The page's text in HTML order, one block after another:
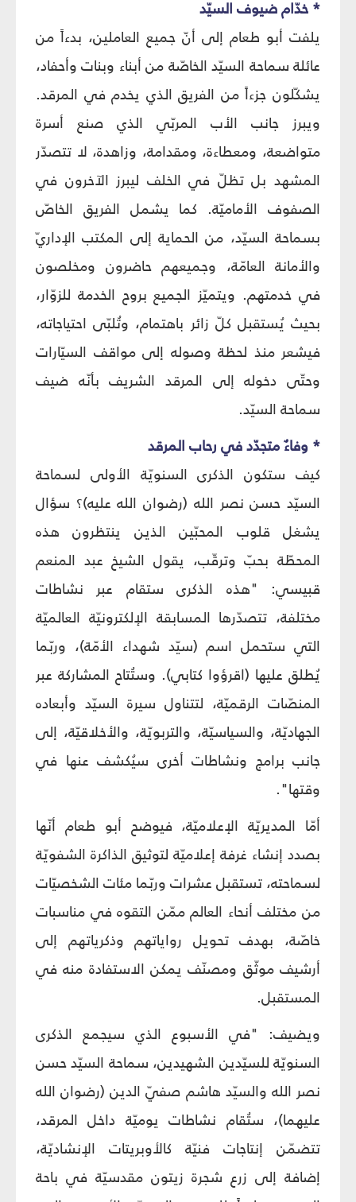
* خدّام ضيوف السيّد
يلفت أبو طعام إلى أنّ جميع العاملين، بدءاً من
عائلة سماحة السيّد الخاصّة من أبناء وبنات وأحفاد،
يشكّلون جزءاً من الفريق الذي يخدم في المرقد.
ويبرز جانب الأب المربّي الذي صنع أسرة
متواضعة، ومعطاءة، ومقدامة، وزاهدة، لا تتصدّر
المشهد بل تظلّ في الخلف ليبرز الآخرون في
الصفوف الأماميّة. كما يشمل الفريق الخاصّ
بسماحة السيّد، من الحماية إلى المكتب الإداريّ
والأمانة العامّة، وجميعهم حاضرون ومخلصون
في خدمتهم. ويتميّز الجميع بروح الخدمة للزوّار،
بحيث يُستقبل كلّ زائر باهتمام، وتُلبّى احتياجاته،
فيشعر منذ لحظة وصوله إلى مواقف السيّارات
وحتّى دخوله إلى المرقد الشريف بأنّه ضيف
سماحة السيّد.
* وفاءٌ متجدّد في رحاب المرقد
كيف ستكون الذكرى السنويّة الأولى لسماحة
السيّد حسن نصر الله (رضوان الله عليه)؟ سؤال
يشغل قلوب المحبّين الذين ينتظرون هذه
المحطّة بحبّ وترقّب، يقول الشيخ عبد المنعم
قبيسي: "هذه الذكرى ستقام عبر نشاطات
مختلفة، تتصدّرها المسابقة الإلكترونيّة العالميّة
التي ستحمل اسم (سيّد شهداء الأمّة)، وربّما
يُطلق عليها (اقرؤوا كتابي). وستُتاح المشاركة عبر
المنصّات الرقميّة، لتتناول سيرة السيّد وأبعاده
الجهاديّة، والسياسيّة، والتربويّة، والأخلاقيّة، إلى
جانب برامج ونشاطات أخرى سيُكشف عنها في
وقتها".
أمّا المديريّة الإعلاميّة، فيوضح أبو طعام أنّها
بصدد إنشاء غرفة إعلاميّة لتوثيق الذاكرة الشفويّة
لسماحته، تستقبل عشرات وربّما مئات الشخصيّات
من مختلف أنحاء العالم ممّن التقوه في مناسبات
خاصّة، بهدف تحويل رواياتهم وذكرياتهم إلى
أرشيف موثّق ومصنّف يمكن الاستفادة منه في
المستقبل.
ويضيف: "في الأسبوع الذي سيجمع الذكرى
السنويّة للسيّدين الشهيدين، سماحة السيّد حسن
نصر الله والسيّد هاشم صفيّ الدين (رضوان الله
عليهما)، ستُقام نشاطات يوميّة داخل المرقد،
تتضمّن إنتاجات فنيّة كالأوبريتات الإنشاديّة،
إضافة إلى زرع شجرة زيتون مقدسيّة في باحة